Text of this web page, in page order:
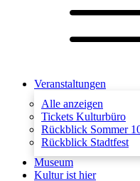
Veranstaltungen
Alle anzeigen
Tickets Kulturbüro
Rückblick Sommer
Rückblick Stadtfest
Museum
Kultur ist hier